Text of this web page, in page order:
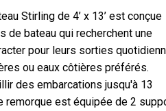
Stirling de 4’ x 13’ est conçue
de bateau qui recherchent une
pour leurs sorties
ou eaux côtières préférés.
des embarcations jusqu'à 13
remorque est équipée de 2